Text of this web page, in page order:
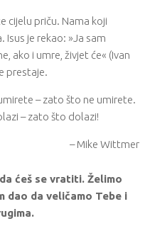
cijelu priču. Nama koji
Isus je rekao: »Ja sam
ako i umre, živjet će« (Ivan
prestaje.
– zato što ne umirete.
– zato što dolazi!
– Mike Wittmer
ćeš se vratiti. Želimo
dao da veličamo Tebe i